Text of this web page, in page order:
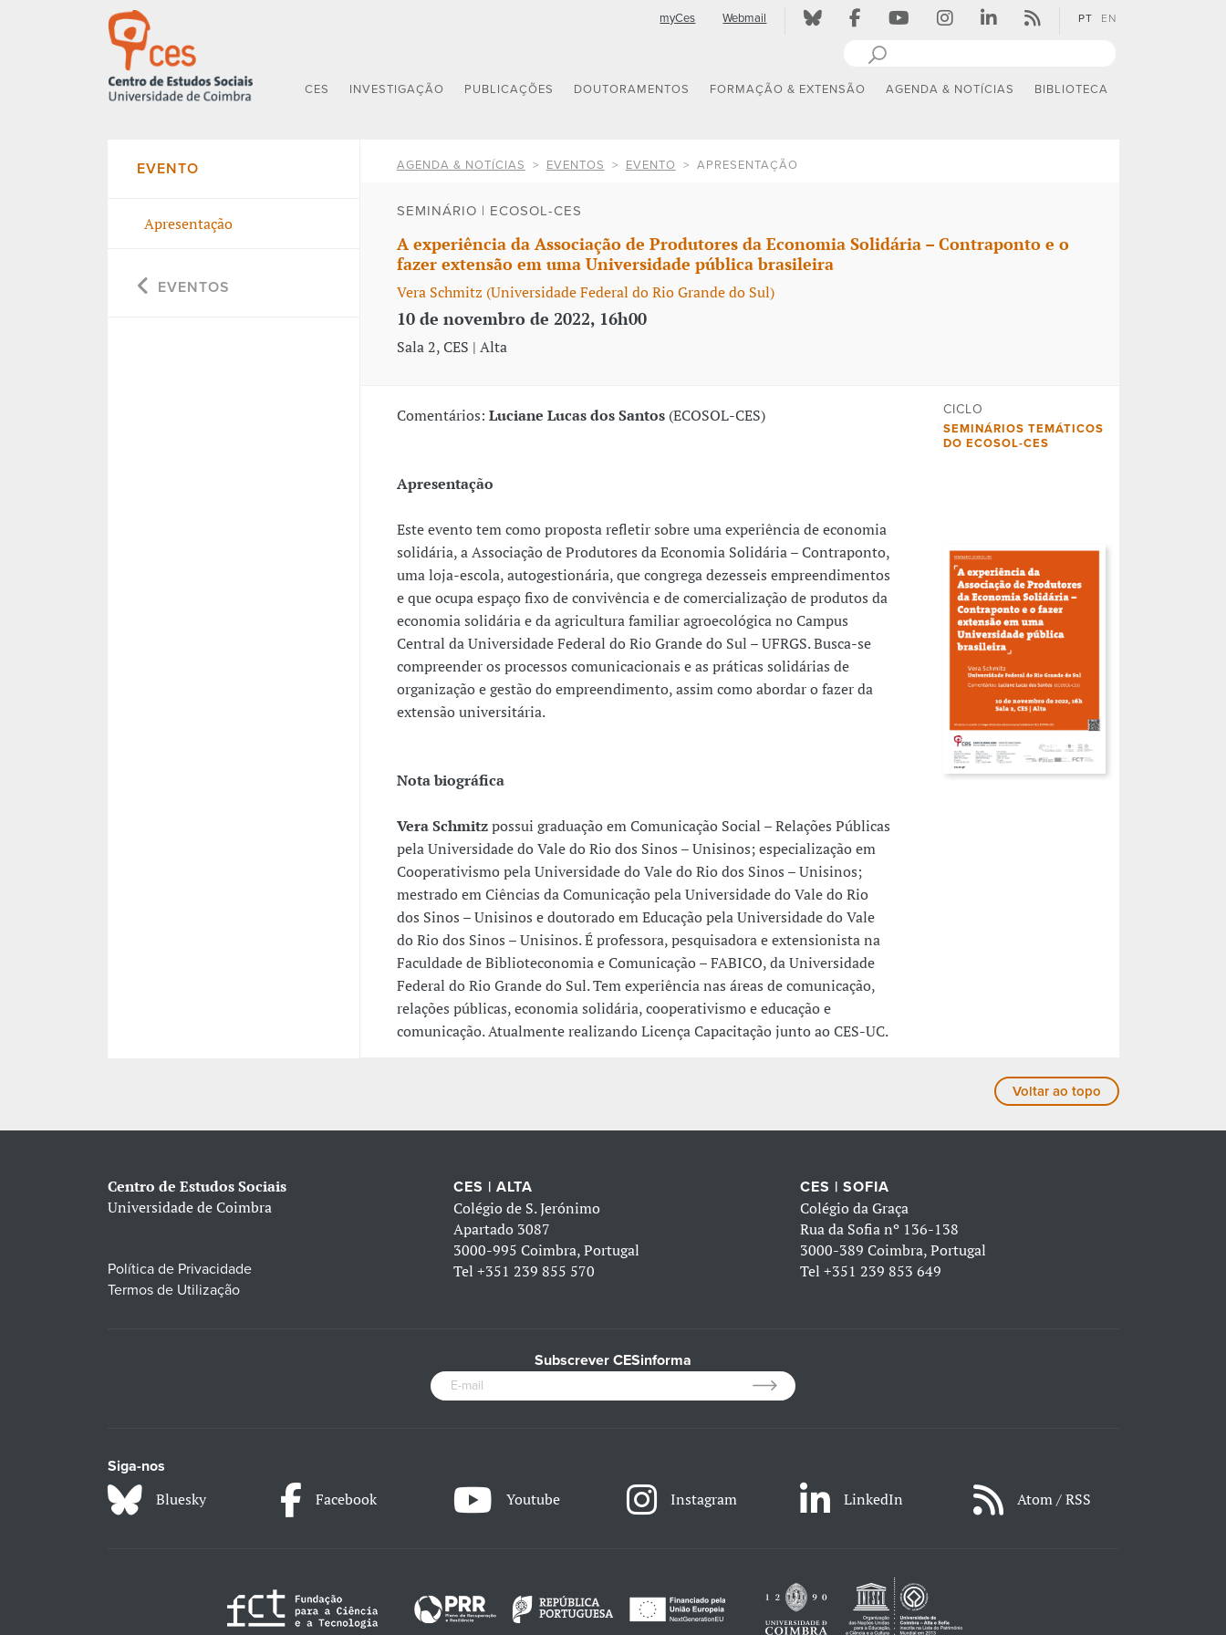
myCes Webmail PT EN
CES INVESTIGAÇÃO PUBLICAÇÕES DOUTORAMENTOS FORMAÇÃO & EXTENSÃO AGENDA & NOTÍCIAS BIBLIOTECA
EVENTO
Apresentação
EVENTOS
AGENDA & NOTÍCIAS EVENTOS EVENTO APRESENTAÇÃO
SEMINÁRIO | ECOSOL-CES
A experiência da Associação de Produtores da Economia Solidária – Contraponto e o
fazer extensão em uma Universidade pública brasileira
Vera Schmitz (Universidade Federal do Rio Grande do Sul)
10 de novembro de 2022, 16h00
Sala 2, CES | Alta
Comentários: Luciane Lucas dos Santos(ECOSOL-CES)
Apresentação
Este evento tem como proposta refletir sobre uma experiência de economia
solidária, a Associação de Produtores da Economia Solidária – Contraponto,
uma loja-escola, autogestionária, que congrega dezesseis empreendimentos
e que ocupa espaço fixo de convivência e de comercialização de produtos da
economia solidária e da agricultura familiar agroecológica no Campus
Central da Universidade Federal do Rio Grande do Sul – UFRGS. Busca-se
compreender os processos comunicacionais e as práticas solidárias de
organização e gestão do empreendimento, assim como abordar o fazer da
extensão universitária.
Nota biográfica
Vera Schmitzpossui graduação em Comunicação Social – Relações Públicas
pela Universidade do Vale do Rio dos Sinos – Unisinos; especialização em
Cooperativismo pela Universidade do Vale do Rio dos Sinos – Unisinos;
mestrado em Ciências da Comunicação pela Universidade do Vale do Rio
dos Sinos – Unisinos e doutorado em Educação pela Universidade do Vale
do Rio dos Sinos – Unisinos. É professora, pesquisadora e extensionista na
Faculdade de Biblioteconomia e Comunicação – FABICO, da Universidade
Federal do Rio Grande do Sul. Tem experiência nas áreas de comunicação,
relações públicas, economia solidária, cooperativismo e educação e
comunicação. Atualmente realizando Licença Capacitação junto ao CES-UC.
CICLO
SEMINÁRIOS TEMÁTICOS
DO ECOSOL-CES
Voltar ao topo
Centro de Estudos Sociais
Universidade de Coimbra
Política de Privacidade
Termos de Utilização
CES | ALTA
Colégio de S. Jerónimo
Apartado 3087
3000-995 Coimbra, Portugal
Tel+351 239 855 570
CES | SOFIA
Colégio da Graça
Rua da Sofia nº 136-138
3000-389 Coimbra, Portugal
Tel +351 239 853 649
Subscrever CESinforma
Siga-nos
Bluesky Facebook Youtube Instagram LinkedIn Atom / RSS